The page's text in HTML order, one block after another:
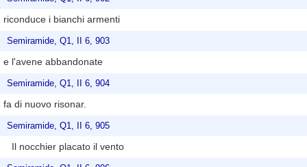
riconduce i bianchi armenti
Semiramide, Q1, II 6, 903
e l'avene abbandonate
Semiramide, Q1, II 6, 904
fa di nuovo risonar.
Semiramide, Q1, II 6, 905
Il nocchier placato il vento